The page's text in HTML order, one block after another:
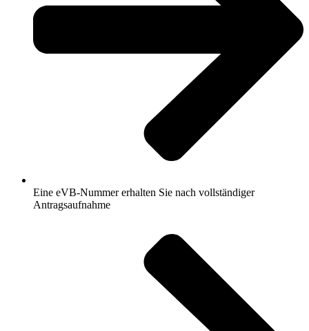
Eine eVB-Nummer erhalten Sie nach vollständiger
Antragsaufnahme